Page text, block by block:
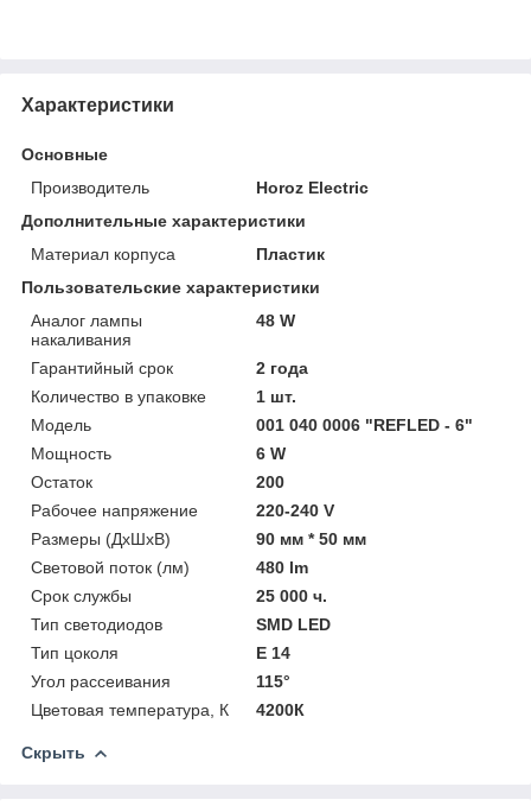
Характеристики
Основные
Производитель
Horoz Electric
Дополнительные характеристики
Материал корпуса
Пластик
Пользовательские характеристики
Аналог лампы
накаливания
48 W
Гарантийный срок
2 года
Количество в упаковке
1 шт.
Модель
001 040 0006 "REFLED - 6"
Мощность
6 W
Остаток
200
Рабочее напряжение
220-240 V
Размеры (ДхШхВ)
90 мм * 50 мм
Световой поток (лм)
480 lm
Срок службы
25 000 ч.
Тип светодиодов
SMD LED
Тип цоколя
Е 14
Угол рассеивания
115°
Цветовая температура, К
4200К
Скрыть